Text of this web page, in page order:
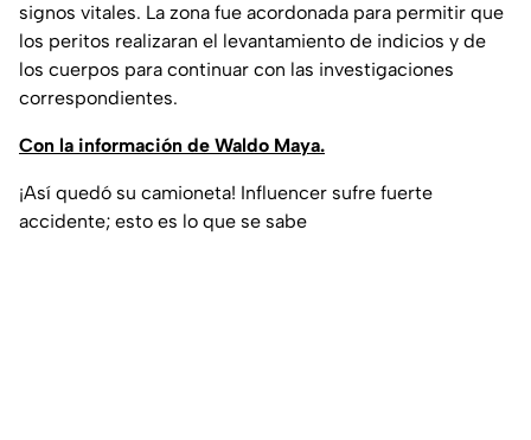
signos vitales. La zona fue acordonada para permitir que
los peritos realizaran el levantamiento de indicios y de
los cuerpos para continuar con las investigaciones
correspondientes.
Con la información de Waldo Maya.
¡Así quedó su camioneta! Influencer sufre fuerte
accidente; esto es lo que se sabe